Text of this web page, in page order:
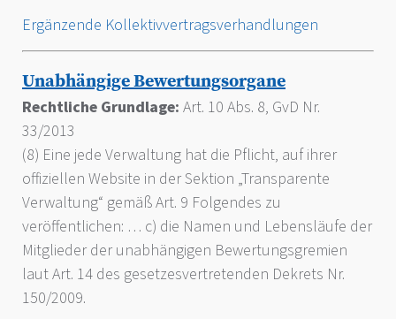
Ergänzende Kollektivvertragsverhandlungen
Unabhängige Bewertungsorgane
Rechtliche Grundlage: Art. 10 Abs. 8, GvD Nr.
33/2013
(8) Eine jede Verwaltung hat die Pflicht, auf ihrer
offiziellen Website in der Sektion „Transparente
Verwaltung“ gemäß Art. 9 Folgendes zu
veröffentlichen: … c) die Namen und Lebensläufe der
Mitglieder der unabhängigen Bewertungsgremien
laut Art. 14 des gesetzesvertretenden Dekrets Nr.
150/2009.